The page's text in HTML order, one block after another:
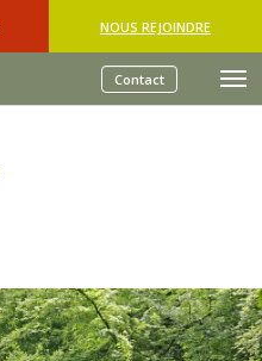
NOUS REJOINDRE
Contact